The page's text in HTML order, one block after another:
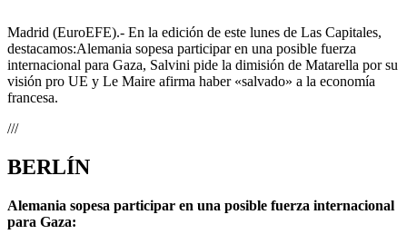
Madrid (EuroEFE).- En la edición de este lunes de Las Capitales,
destacamos:Alemania sopesa participar en una posible fuerza
internacional para Gaza, Salvini pide la dimisión de Matarella por su
visión pro UE y Le Maire afirma haber «salvado» a la economía
francesa.
///
BERLÍN
Alemania sopesa participar en una posible fuerza internacional
para Gaza: